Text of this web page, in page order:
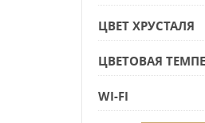
Newport
Nowodvorski
Omnilux
ЦВЕТ ХРУСТАЛЯ
ЦВЕТОВАЯ
WI-FI